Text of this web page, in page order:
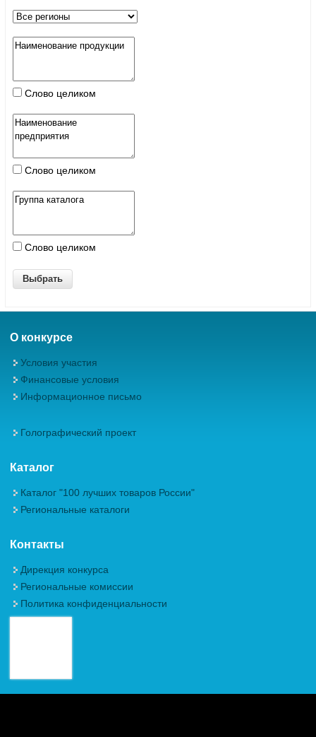
Слово целиком
Слово целиком
Слово целиком
О конкурсе
Условия участия
Финансовые условия
Информационное письмо
Голографический проект
Каталог
Каталог "100 лучших товаров России"
Региональные каталоги
Контакты
Дирекция конкурса
Региональные комиссии
Политика конфиденциальности